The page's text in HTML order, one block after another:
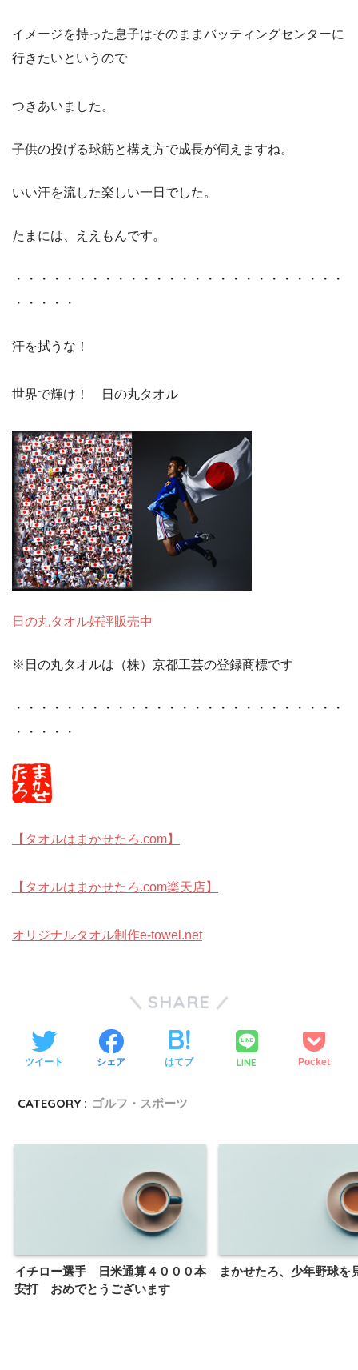
イメージを持った息子はそのままバッティングセンターに
行きたいというので
つきあいました。
子供の投げる球筋と構え方で成長が伺えますね。
いい汗を流した楽しい一日でした。
たまには、ええもんです。
・・・・・・・・・・・・・・・・・・・・・・・・・・
・・・・・
汗を拭うな！
世界で輝け！ 日の丸タオル
日の丸タオル好評販売中
※日の丸タオルは（株）京都工芸の登録商標です
・・・・・・・・・・・・・・・・・・・・・・・・・・
・・・・・
【タオルはまかせたろ.com】
【タオルはまかせたろ.com楽天店】
オリジナルタオル制作e-towel.net
SHARE
ツイート シェア はてブ LINE Pocket
CATEGORY : ゴルフ・スポーツ
イチロー選手 日米通算４０００本
安打 おめでとうございます
まかせたろ、少年野球を